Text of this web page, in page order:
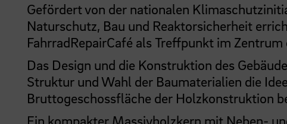
Gefördert von der nationalen
Naturschutz, Bau und Reaktorsicherheit
FahrradRepairCafé als Treffpunkt im Zentrum
Das Design und die Konstruktion des
Struktur und Wahl der Baumaterialien die
Bruttogeschossfläche der Holzkonstruktion
Ein kompakter Massivholzkern mit Neben-